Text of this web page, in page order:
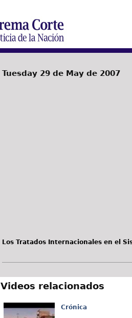
Tuesday 29 de May de 2007
Los Tratados Internacionales en el
Videos relacionados
Crónica